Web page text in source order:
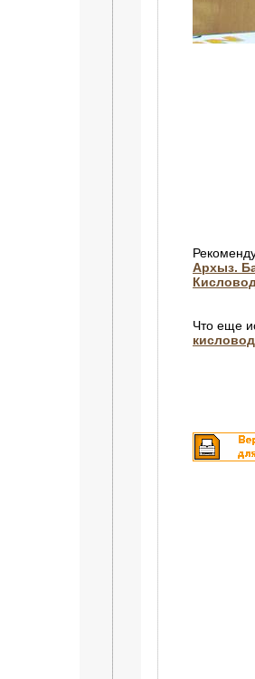
Архыз.
Что еще